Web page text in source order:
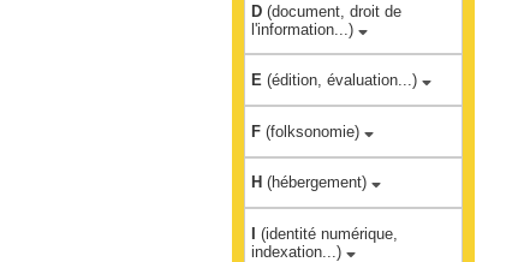
D(document, droit de
l'information...)
E(édition, évaluation...)
F(folksonomie)
H (hébergement)
(identité numérique,
indexation...)